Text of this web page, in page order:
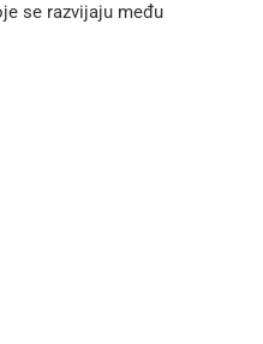
se razvijaju među